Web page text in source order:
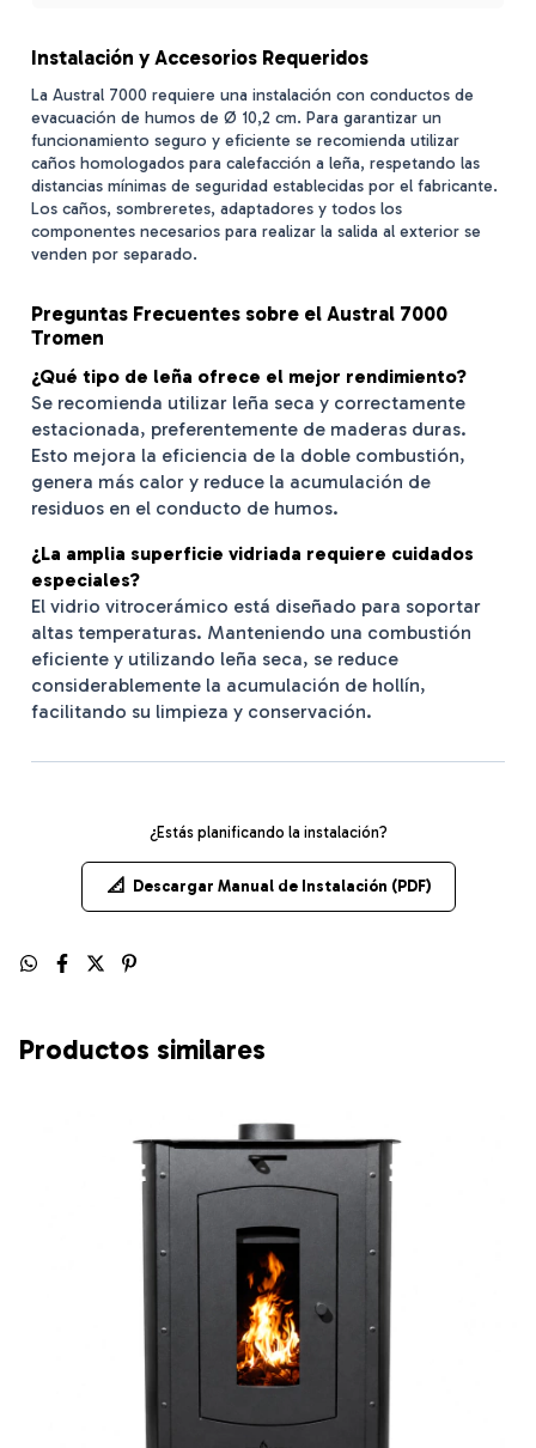
Instalación y Accesorios Requeridos
La Austral 7000 requiere una instalación con conductos de
evacuación de humos de Ø 10,2 cm. Para garantizar un
funcionamiento seguro y eficiente se recomienda utilizar
caños homologados para calefacción a leña, respetando las
distancias mínimas de seguridad establecidas por el fabricante.
Los caños, sombreretes, adaptadores y todos los
componentes necesarios para realizar la salida al exterior se
venden por separado.
Preguntas Frecuentes sobre el Austral 7000
Tromen
¿Qué tipo de leña ofrece el mejor rendimiento?
Se recomienda utilizar leña seca y correctamente
estacionada, preferentemente de maderas duras.
Esto mejora la eficiencia de la doble combustión,
genera más calor y reduce la acumulación de
residuos en el conducto de humos.
¿La amplia superficie vidriada requiere cuidados
especiales?
El vidrio vitrocerámico está diseñado para soportar
altas temperaturas. Manteniendo una combustión
eficiente y utilizando leña seca, se reduce
considerablemente la acumulación de hollín,
facilitando su limpieza y conservación.
¿Estás planificando la instalación?
📐 Descargar Manual de Instalación (PDF)
Productos similares